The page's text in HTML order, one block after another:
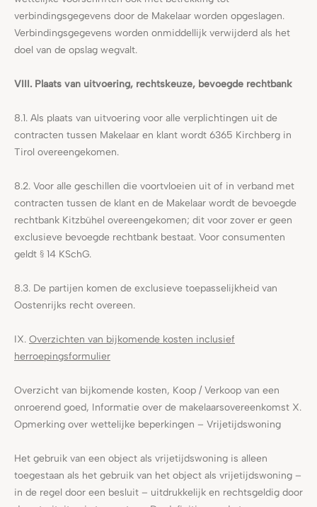
verbindingsgegevens door de Makelaar worden opgeslagen.
Verbindingsgegevens worden onmiddellijk verwijderd als het
doel van de opslag wegvalt.
VIII. Plaats van uitvoering, rechtskeuze, bevoegde rechtbank
8.1. Als plaats van uitvoering voor alle verplichtingen uit de
contracten tussen Makelaar en klant wordt 6365 Kirchberg in
Tirol overeengekomen.
8.2. Voor alle geschillen die voortvloeien uit of in verband met
contracten tussen de klant en de Makelaar wordt de bevoegde
rechtbank Kitzbühel overeengekomen; dit voor zover er geen
exclusieve bevoegde rechtbank bestaat. Voor consumenten
geldt § 14 KSchG.
8.3. De partijen komen de exclusieve toepasselijkheid van
Oostenrijks recht overeen.
IX. Overzichten van bijkomende kosten inclusief
herroepingsformulier
Overzicht van bijkomende kosten, Koop / Verkoop van een
onroerend goed, Informatie over de makelaarsovereenkomst X.
Opmerking over wettelijke beperkingen – Vrijetijdswoning
Het gebruik van een object als vrijetijdswoning is alleen
toegestaan als het gebruik van het object als vrijetijdswoning –
in de regel door een besluit – uitdrukkelijk en rechtsgeldig door